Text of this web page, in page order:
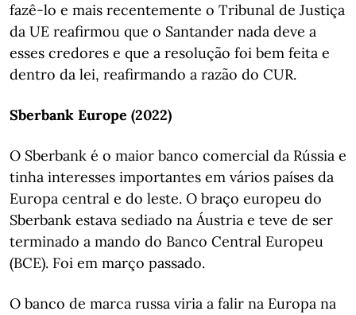
fazê-lo e mais recentemente o Tribunal de Justiça
da UE reafirmou que o Santander nada deve a
esses credores e que a resolução foi bem feita e
dentro da lei, reafirmando a razão do CUR.
Sberbank Europe (2022)
O Sberbank é o maior banco comercial da Rússia e
tinha interesses importantes em vários países da
Europa central e do leste. O braço europeu do
Sberbank estava sediado na Áustria e teve de ser
terminado a mando do Banco Central Europeu
(BCE). Foi em março passado.
O banco de marca russa viria a falir na Europa na